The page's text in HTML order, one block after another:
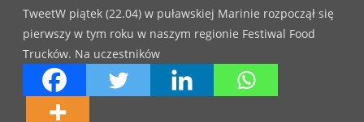
TweetW piątek (22.04) w puławskiej Marinie rozpoczął się
pierwszy w tym roku w naszym regionie Festiwal Food
Trucków. Na uczestników